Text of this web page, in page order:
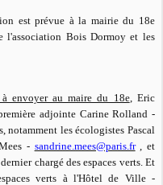
est prévue à la mairie du 18e
l'association Bois Dormoy et les
envoyer au maire du 18e, Eric
adjointe Carine Rolland -
notamment les écologistes Pascal
- sandrine.mees@paris.fr, et
chargé des espaces verts. Et
verts à l'Hôtel de Ville -